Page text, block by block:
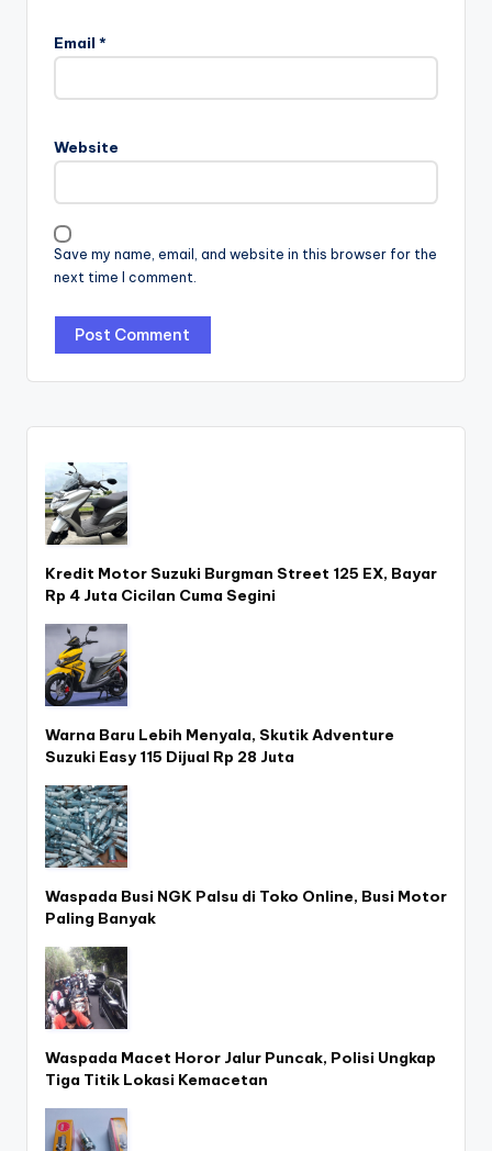
Email *
Website
Save my name, email, and website in this browser for the
next time I comment.
Kredit Motor Suzuki Burgman Street 125 EX, Bayar
Rp 4 Juta Cicilan Cuma Segini
Warna Baru Lebih Menyala, Skutik Adventure
Suzuki Easy 115 Dijual Rp 28 Juta
Waspada Busi NGK Palsu di Toko Online, Busi Motor
Paling Banyak
Waspada Macet Horor Jalur Puncak, Polisi Ungkap
Tiga Titik Lokasi Kemacetan